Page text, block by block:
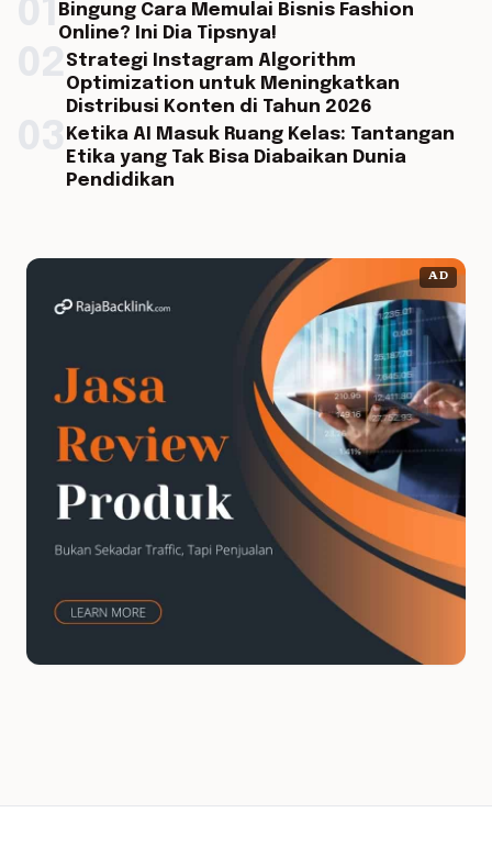
Bingung Cara Memulai Bisnis Fashion
Online? Ini Dia Tipsnya!
Strategi Instagram Algorithm
Optimization untuk Meningkatkan
Distribusi Konten di Tahun 2026
Ketika AI Masuk Ruang Kelas: Tantangan
Etika yang Tak Bisa Diabaikan Dunia
Pendidikan
AD